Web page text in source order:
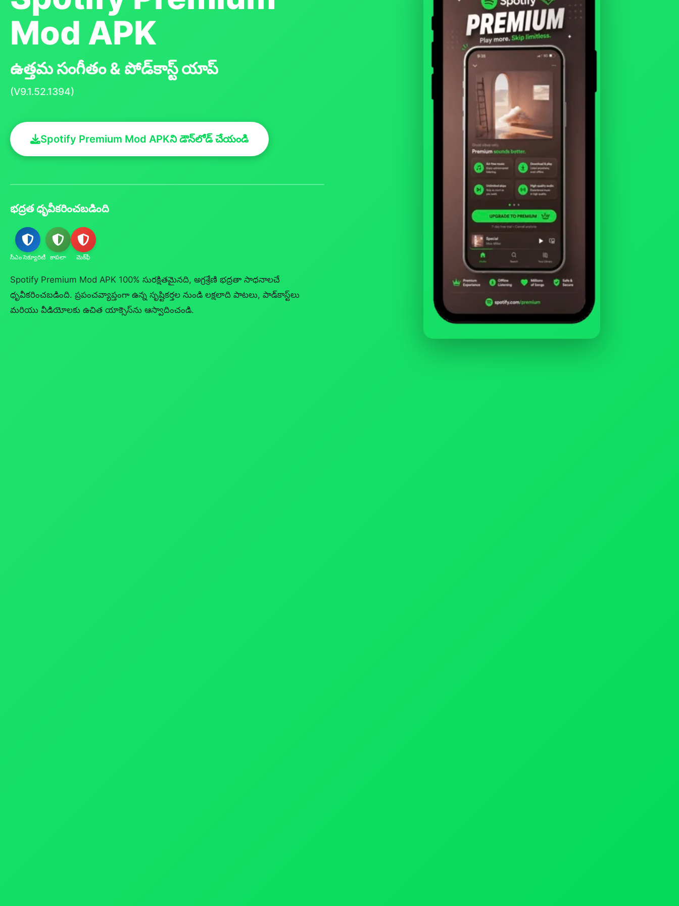
Mod APK
ఉత్తమ సంగీతం & పోడ్‌కాస్ట్ యాప్
(V9.1.52.1394)
Spotify Premium Mod APKని డౌన్‌లోడ్ చేయండి
భద్రత ధృవీకరించబడింది
సీఎం సెక్యూరిటీ కాపలా మెక్‌ఫీ
Spotify Premium Mod APK 100% సురక్షితమైనది, అగ్రశ్రేణి భద్రతా సాధనాలచే
ధృవీకరించబడింది. ప్రపంచవ్యాప్తంగా ఉన్న సృష్టికర్తల నుండి లక్షలాది పాటలు, పాడ్‌కాస్ట్‌లు
మరియు వీడియోలకు ఉచిత యాక్సెస్‌ను ఆస్వాదించండి.